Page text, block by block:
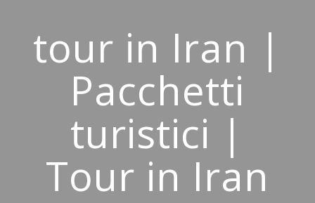
tour in Iran |
Pacchetti
turistici |
Tour in Iran